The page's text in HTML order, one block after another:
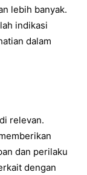
lebih banyak.
indikasi
dalam
relevan.
dan perilaku
dengan